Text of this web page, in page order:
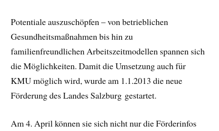
Potentiale auszuschöpfen – von betrieblichen
Gesundheitsmaßnahmen bis hin zu
familienfreundlichen Arbeitszeitmodellen spannen sich
die Möglichkeiten. Damit die Umsetzung auch für
KMU möglich wird, wurde am 1.1.2013 die neue
Förderung des Landes Salzburg gestartet.
Am 4. April können sie sich nicht nur die Förderinfos